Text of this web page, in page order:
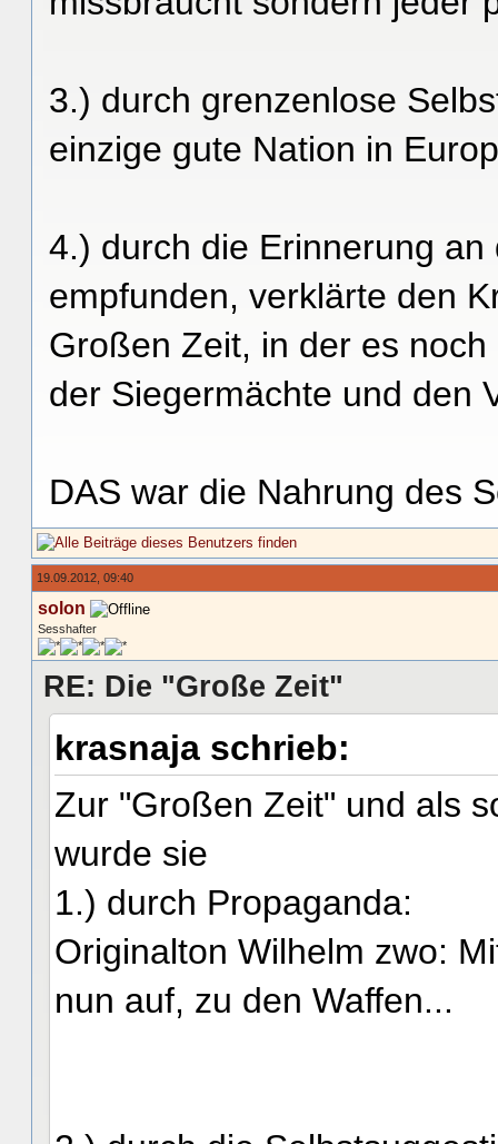
3.) durch grenzenlose
einzige gute Nation in
4.) durch die Erinnerung
empfunden, verklärte den
Großen Zeit, in der es
der Siegermächte und den
DAS war die Nahrung des
19.09.2012, 09:40
solon
Sesshafter
RE: Die "Große Zeit"
krasnaja schrieb:
Zur "Großen Zeit" und als
wurde sie
1.) durch Propaganda:
Originalton Wilhelm zwo:
nun auf, zu den Waffen...